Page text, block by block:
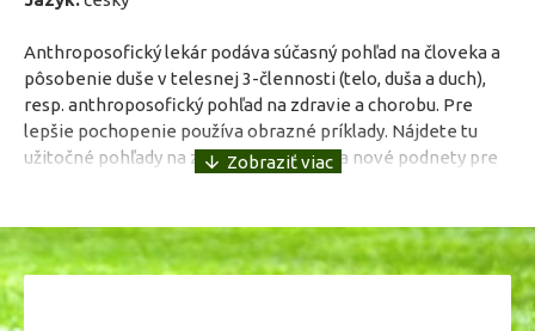
Anthroposofický lekár podáva súčasný pohľad na človeka a
pôsobenie duše v telesnej 3-člennosti (telo, duša a duch),
resp. anthroposofický pohľad na zdravie a chorobu. Pre
lepšie pochopenie používa obrazné príklady. Nájdete tu
užitočné pohľady na zdravie a chorobu a nové podnety pre
Brožovaná, 124 str., 120x205
EAN: 9788087635001